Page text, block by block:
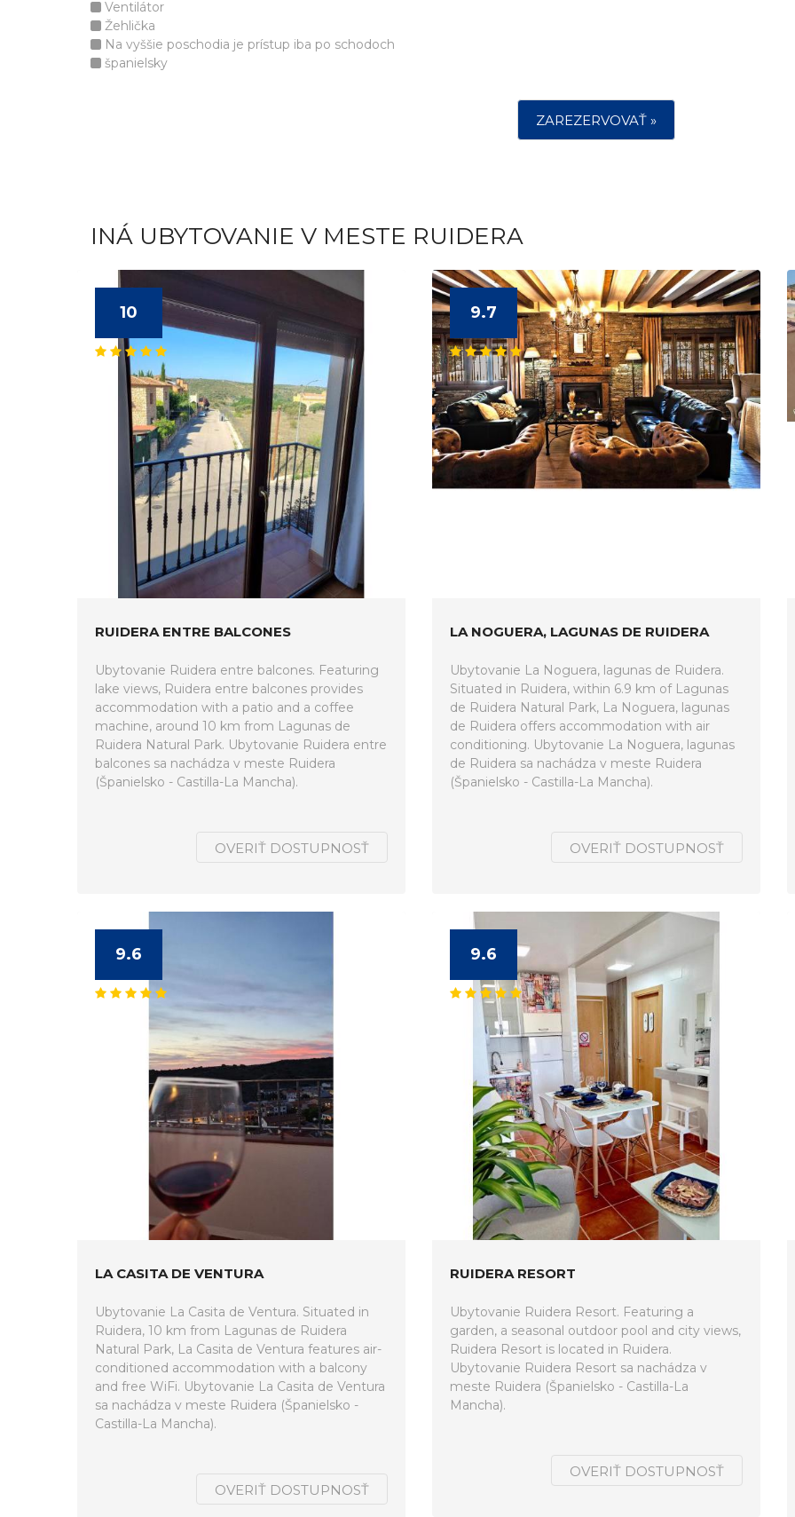
Ventilátor
Žehlička
Na vyššie poschodia je prístup iba po schodoch
španielsky
ZAREZERVOVAŤ »
INÁ UBYTOVANIE V MESTE RUIDERA
10
RUIDERA ENTRE BALCONES
Ubytovanie Ruidera entre balcones. Featuring
lake views, Ruidera entre balcones provides
accommodation with a patio and a coffee
machine, around 10 km from Lagunas de
Ruidera Natural Park. Ubytovanie Ruidera entre
balcones sa nachádza v meste Ruidera
(Španielsko - Castilla-La Mancha).
OVERIŤ DOSTUPNOSŤ
9.7
LA NOGUERA, LAGUNAS DE RUIDERA
Ubytovanie La Noguera, lagunas de Ruidera.
Situated in Ruidera, within 6.9 km of Lagunas
de Ruidera Natural Park, La Noguera, lagunas
de Ruidera offers accommodation with air
conditioning. Ubytovanie La Noguera, lagunas
de Ruidera sa nachádza v meste Ruidera
(Španielsko - Castilla-La Mancha).
OVERIŤ DOSTUPNOSŤ
9.6
LA CASITA DE VENTURA
Ubytovanie La Casita de Ventura. Situated in
Ruidera, 10 km from Lagunas de Ruidera
Natural Park, La Casita de Ventura features air-
conditioned accommodation with a balcony
and free WiFi. Ubytovanie La Casita de Ventura
sa nachádza v meste Ruidera (Španielsko -
Castilla-La Mancha).
OVERIŤ DOSTUPNOSŤ
9.6
RUIDERA RESORT
Ubytovanie Ruidera Resort. Featuring a
garden, a seasonal outdoor pool and city views,
Ruidera Resort is located in Ruidera.
Ubytovanie Ruidera Resort sa nachádza v
meste Ruidera (Španielsko - Castilla-La
Mancha).
OVERIŤ DOSTUPNOSŤ